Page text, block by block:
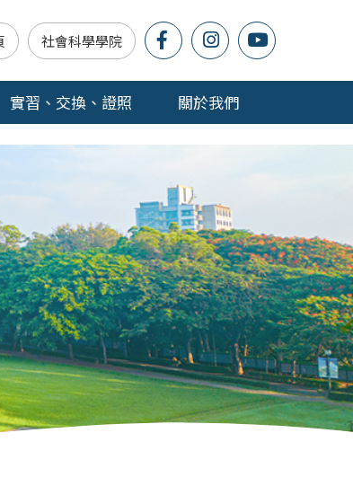
社會科學學院
實習、交換、證照 關於我們